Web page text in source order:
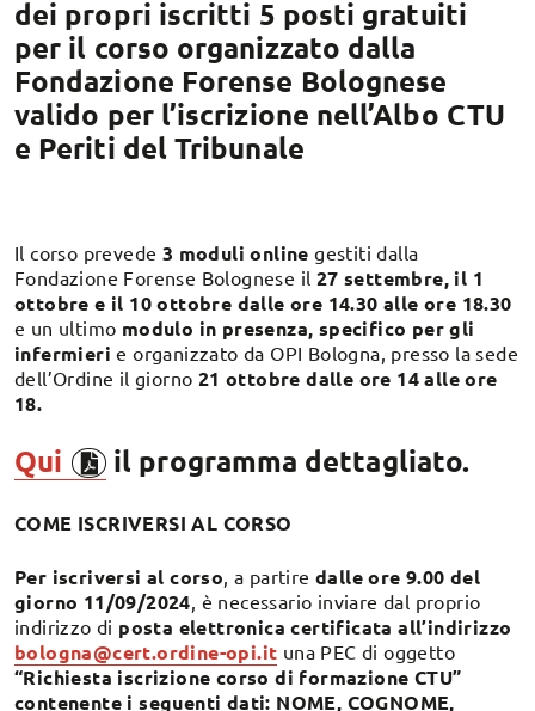
dei propri iscritti 5 posti gratuiti
per il corso organizzato dalla
Fondazione Forense Bolognese
valido per l’iscrizione nell’Albo CTU
e Periti del Tribunale
Il corso prevede 3 moduli online gestiti dalla
Fondazione Forense Bolognese il 27 settembre, il 1
ottobre e il 10 ottobre dalle ore 14.30 alle ore 18.30
e un ultimo modulo in presenza, specifico per gli
infermieri e organizzato da OPI Bologna, presso la sede
dell’Ordine il giorno 21 ottobre dalle ore 14 alle ore
18.
Qui il programma dettagliato.
COME ISCRIVERSI AL CORSO
Per iscriversi al corso , a partiredalle ore 9.00 del
giorno 11/09/2024 , è necessario inviare dal proprio
indirizzo di posta elettronica certificata all’indirizzo
bologna@cert.ordine-opi.it una PEC di oggetto
“Richiesta iscrizione corso di formazione CTU”
contenente i seguenti dati: NOME, COGNOME,